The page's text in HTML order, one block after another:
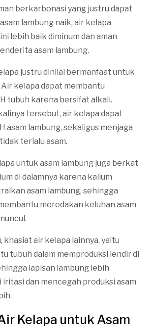
berkarbonasi yang justru dapat
lambung naik, air kelapa
lebih baik diminum dan aman
asam lambung.
justru dinilai bermanfaat untuk
Air kelapa dapat membantu
tubuh karena bersifat alkali.
tersebut, air kelapa dapat
asam lambung, sekaligus menjaga
terlalu asam.
untuk asam lambung juga berkat
di dalamnya karena kalium
asam lambung, sehingga
meredakan keluhan asam
khasiat air kelapa lainnya, yaitu
tubuh dalam memproduksi lendir di
lapisan lambung lebih
dan mencegah produksi asam
Kelapa untuk Asam